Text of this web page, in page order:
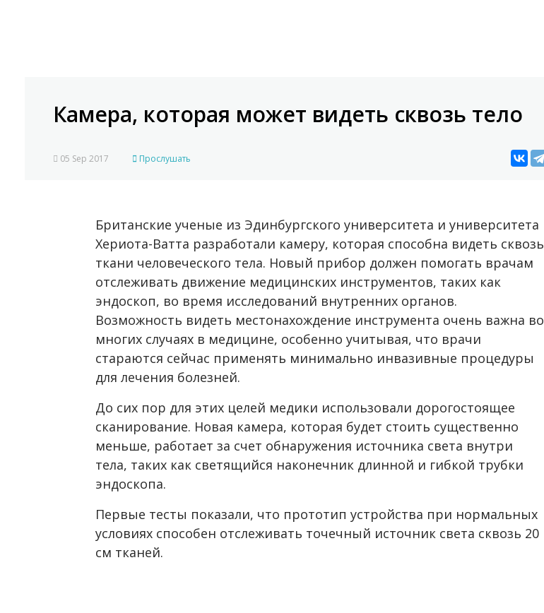
Камера, которая может видеть сквозь тело
05 Sep 2017 Прослушать
Британские ученые из Эдинбургского университета и университета
Хериота-Ватта разработали камеру, которая способна видеть сквозь
ткани человеческого тела. Новый прибор должен помогать врачам
отслеживать движение медицинских инструментов, таких как
эндоскоп, во время исследований внутренних органов.
Возможность видеть местонахождение инструмента очень важна во
многих случаях в медицине, особенно учитывая, что врачи
стараются сейчас применять минимально инвазивные процедуры
для лечения болезней.
До сих пор для этих целей медики использовали дорогостоящее
сканирование. Новая камера, которая будет стоить существенно
меньше, работает за счет обнаружения источника света внутри
тела, таких как светящийся наконечник длинной и гибкой трубки
эндоскопа.
Первые тесты показали, что прототип устройства при нормальных
условиях способен отслеживать точечный источник света сквозь 20
см тканей.